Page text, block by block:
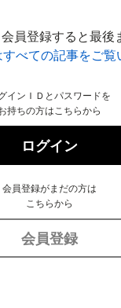
員登録すると最後
べての記事をご
インＩＤとパスワードを
持ちの方はこちらから
ログイン
会員登録がまだの方は
こちらから
会員登録